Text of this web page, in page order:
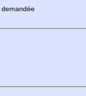
demandée